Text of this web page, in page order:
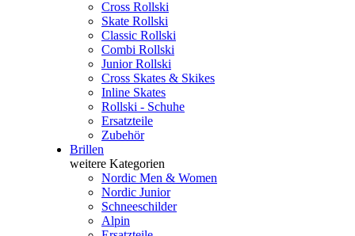
Cross Rollski
Skate Rollski
Classic Rollski
Combi Rollski
Junior Rollski
Cross Skates & Skikes
Inline Skates
Rollski - Schuhe
Ersatzteile
Zubehör
Brillen
weitere Kategorien
Nordic Men & Women
Nordic Junior
Schneeschilder
Alpin